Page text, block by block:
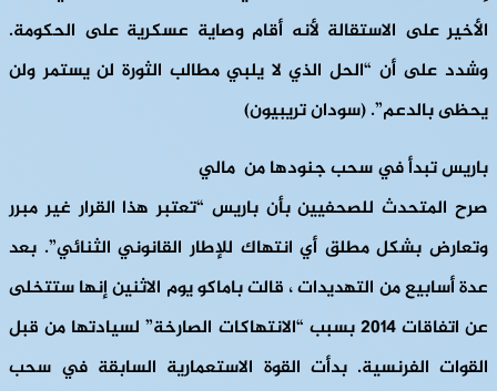
الأخير على الاستقالة لأنه أقام وصاية عسكرية على الحكومة.
وشدد على أن “الحل الذي لا يلبي مطالب الثورة لن يستمر ولن
يحظى بالدعم”. (سودان تريبيون)
باريس تبدأ في سحب جنودها من مالي
صرح المتحدث للصحفيين بأن باريس “تعتبر هذا القرار غير مبرر
وتعارض بشكل مطلق أي انتهاك للإطار القانوني الثنائي”. بعد
عدة أسابيع من التهديدات ، قالت باماكو يوم الاثنين إنها ستتخلى
عن اتفاقات 2014 بسبب “الانتهاكات الصارخة” لسيادتها من قبل
القوات الفرنسية. بدأت القوة الاستعمارية السابقة في سحب